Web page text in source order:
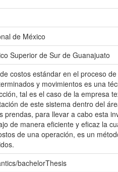
de México
Superior de Sur de Guanajuato
costos estándar en el proceso
y movimientos es una
tal es el caso de la empresa
de este sistema dentro del
prendas, para llevar a cabo esta
de manera eficiente y eficaz la
de una operación, es un
bachelorThesis